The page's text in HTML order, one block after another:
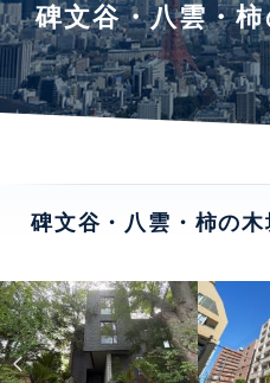
碑文谷・八雲・
碑文谷・八雲・柿の